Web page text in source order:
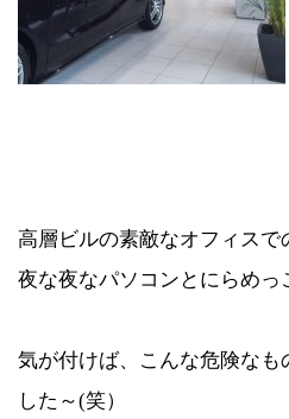
高層ビルの素敵なオフィスで
夜な夜なパソコンとにらめっ
気が付けば、こんな危険なも
した～(笑）